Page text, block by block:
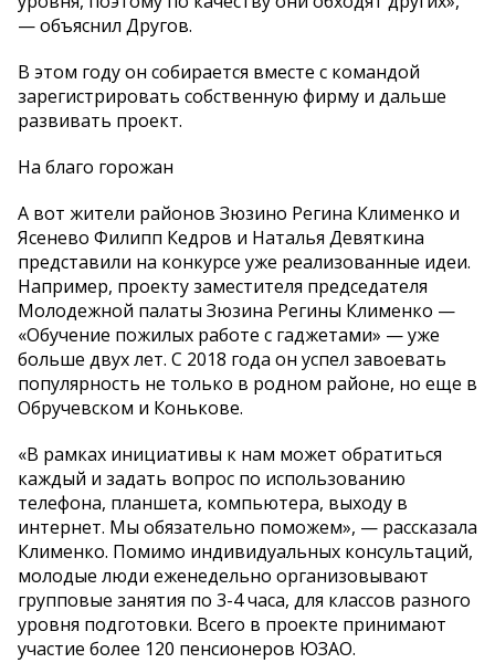
— объяснил Другов.
В этом году он собирается вместе с командой
зарегистрировать собственную фирму и дальше
развивать проект.
На благо горожан
А вот жители районов Зюзино Регина Клименко и
Ясенево Филипп Кедров и Наталья Девяткина
представили на конкурсе уже реализованные идеи.
Например, проекту заместителя председателя
Молодежной палаты Зюзина Регины Клименко —
«Обучение пожилых работе с гаджетами» — уже
больше двух лет. С 2018 года он успел завоевать
популярность не только в родном районе, но еще в
Обручевском и Конькове.
«В рамках инициативы к нам может обратиться
каждый и задать вопрос по использованию
телефона, планшета, компьютера, выходу в
интернет. Мы обязательно поможем», — рассказала
Клименко. Помимо индивидуальных консультаций,
молодые люди еженедельно организовывают
групповые занятия по 3-4 часа, для классов разного
уровня подготовки. Всего в проекте принимают
участие более 120 пенсионеров ЮЗАО.